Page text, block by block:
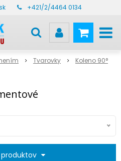
+421/2/4464 0134
Tvarovky
Koleno 90°
produktov